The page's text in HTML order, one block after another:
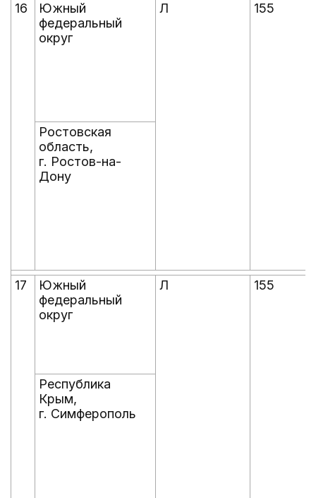
16
Южный
федеральный
округ
Л 155
Ростовская
область,
г. Ростов-на-
Дону
17
Южный
федеральный
округ
Л 155
Республика
Крым,
г. Симферополь